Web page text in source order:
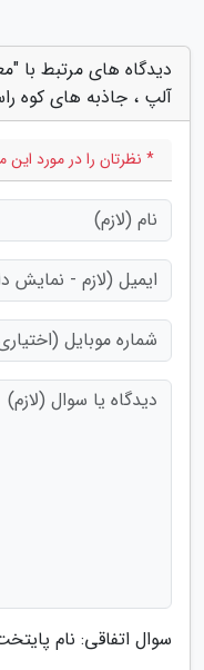
دیدگاه های مرتبط با
آلپ ، جاذبه های کوه
* نظرتان را در مورد این
سوال اتفاقی: نام